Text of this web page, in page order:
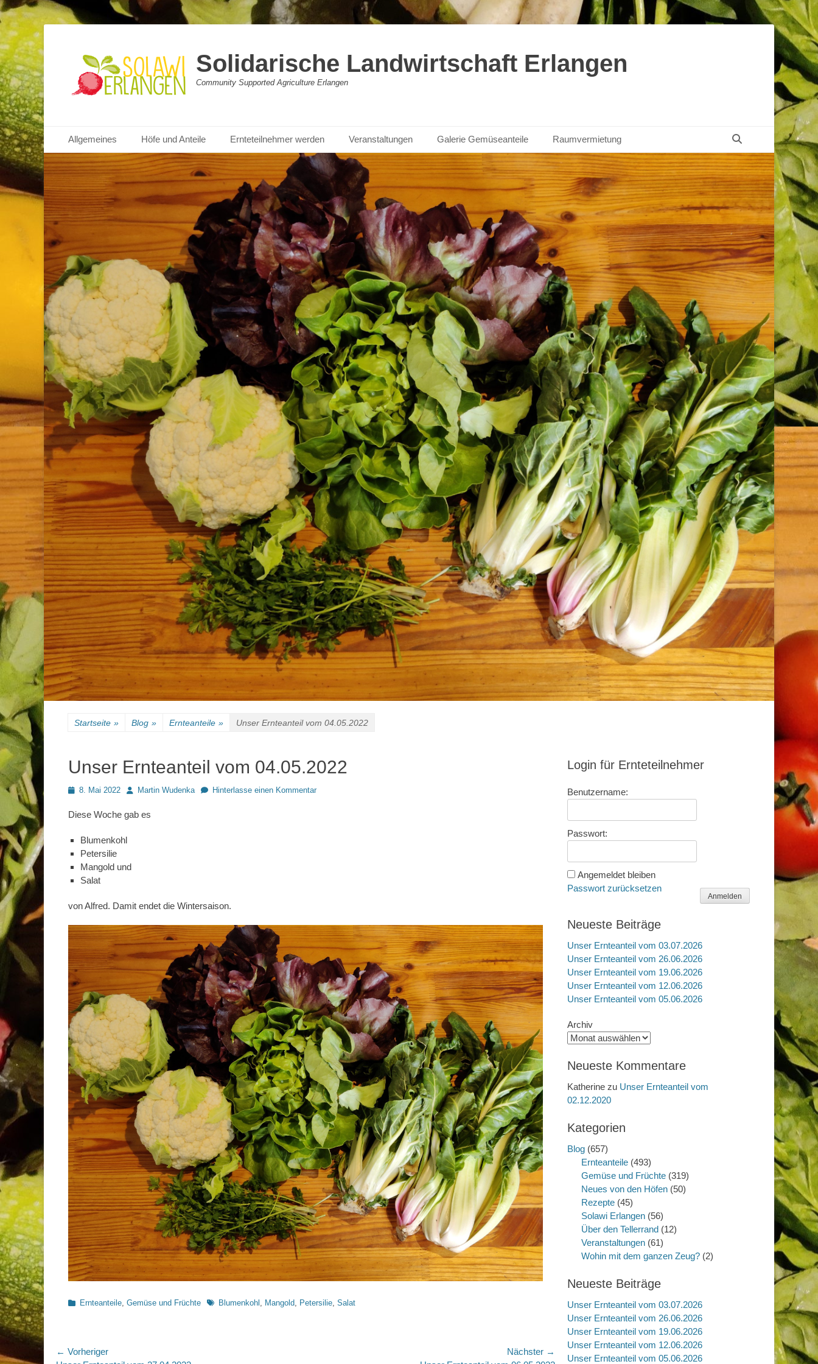
Solidarische Landwirtschaft Erlangen
Community Supported Agriculture Erlangen
Primäres Menü
Inhalt
springen
Allgemeines Höfe und Anteile Ernteteilnehmer werden Veranstaltungen Galerie Gemüseanteile Raumvermietung
Suchen
Startseite » Blog » Ernteanteile » Unser Ernteanteil vom 04.05.2022
Unser Ernteanteil vom 04.05.2022
Posted8. Mai 2022 AutorMartin Wudenka Hinterlasse einen Kommentar
Diese Woche gab es
Blumenkohl
Petersilie
Mangold und
Salat
von Alfred. Damit endet die Wintersaison.
Kategorien
Ernteanteile Gemüse und Früchte Schlagworte
Blumenkohl Mangold Petersilie Salat
Beitragsnavigation
← Vorheriger
Nächster →
Login für Ernteteilnehmer
Benutzername:
Passwort:
Angemeldet bleiben
Anmelden
Passwort zurücksetzen
Neueste Beiträge
Unser Ernteanteil vom 03.07.2026
Unser Ernteanteil vom 26.06.2026
Unser Ernteanteil vom 19.06.2026
Unser Ernteanteil vom 12.06.2026
Unser Ernteanteil vom 05.06.2026
Archiv
Neueste Kommentare
Katherine zu Unser Ernteanteil vom
02.12.2020
Kategorien
Blog (657)
Ernteanteile(493)
Gemüse und Früchte(319)
Neues von den Höfen(50)
Rezepte(45)
Solawi Erlangen(56)
Über den Tellerrand(12)
Veranstaltungen(61)
Wohin mit dem ganzen Zeug?(2)
Neueste Beiträge
Unser Ernteanteil vom 03.07.2026
Unser Ernteanteil vom 26.06.2026
Unser Ernteanteil vom 19.06.2026
Unser Ernteanteil vom 12.06.2026
Unser Ernteanteil vom 05.06.2026